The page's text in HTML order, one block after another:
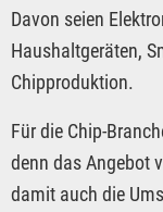
Davon seien
Haushaltgeräten,
Chipproduktion.
Für die Chip-
denn das Angebot
damit auch die